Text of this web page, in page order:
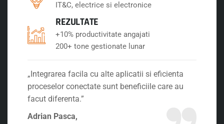
IT&C, electrice si electronice
REZULTATE
+10% productivitate angajati
200+ tone gestionate lunar
„Integrarea facila cu alte aplicatii si eficienta
proceselor conectate sunt beneficiile care au
facut diferenta.”
Adrian Pasca,